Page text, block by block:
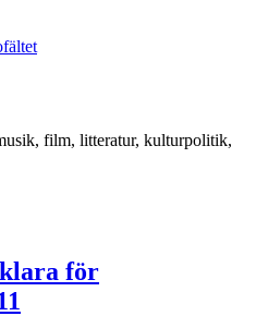
film, litteratur, kulturpolitik,
klara för